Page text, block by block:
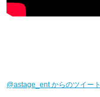
@astage_ent からのツイート